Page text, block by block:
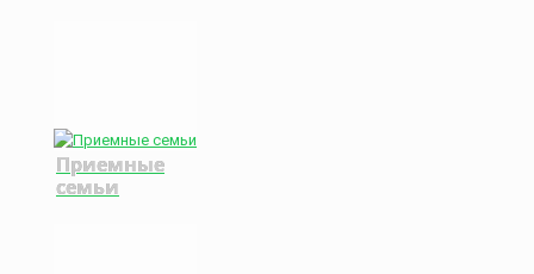
Приемные
семьи